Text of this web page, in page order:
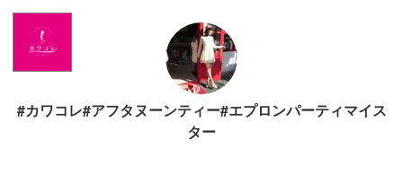
Home
News
出演情報
#カワコレ#アフタヌーンティー#エプロンパーティマイス
ター